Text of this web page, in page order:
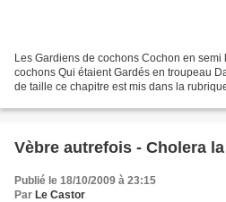
Les Gardiens de cochons Cochon en
cochons Qui étaient Gardés en troupeau
de taille ce chapitre est mis dans la
Vèbre autrefois - Cholera
Publié le 18/10/2009 à 23:15
Par Le Castor